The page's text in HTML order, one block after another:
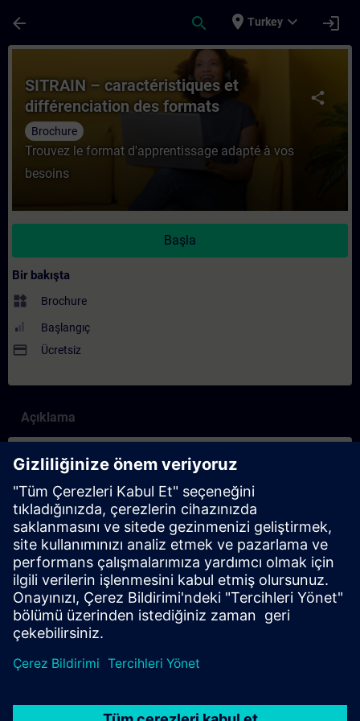
arrow_back search place Turkey expand_more login
Kurs - SITRAIN – caractéristiques et
share
SITRAIN – caractéristiques et
différenciation des formats
d’apprentissage
Brochure
Trouvez le format d'apprentissage adapté à vos
besoins
Başla
Bir bakışta
widgets Brochure
Başlangıç
payment Ücretsiz
Açıklama
İçerik
SITRAIN – Characteristics and differentiation of the learning
formats